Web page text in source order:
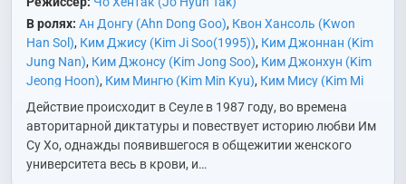
В ролях: Ан Донгу (Ahn Dong Goo), Квон Хансоль (Kwon
Han Sol), Ким Джису (Kim Ji Soo(1995)), Ким Джоннан (Kim
Jung Nan), Ким Джонсу (Kim Jong Soo), Ким Джонхун (Kim
Jeong Hoon), Ким Мингю (Kim Min Kyu), Ким Мису (Kim Mi
Soo)
Ким Сохён (Kim Seo Hyun)
Ким Сынхва (Kim Seung
Ким Хеюн (Kim Hye Yoon)
Ли Джонхён (Lee Jong
Hyun)
Ли Хварён (Lee Hwa Ryong) ,Нам Миджон (Nam Mi
Jung)
Пэ Мёнджин (Bae Myung Jin)
Действие происходит в Сеуле в 1987 году, во времена
авторитарной диктатуры и повествует историю любви Им
Су Хо, однажды появившегося в общежитии женского
университета весь в крови, и…